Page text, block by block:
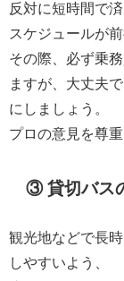
反対に短時間で
スケジュールが
その際、必ず乗
ますが、大丈夫
にしましょう。
プロの意見を尊
③ 貸切バス
観光地などで長
しやすいよう、